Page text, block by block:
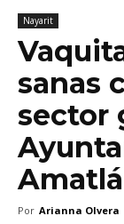
Nayarit
sanas
sector
Por Arianna Olvera